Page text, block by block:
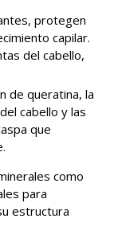
protegen
capilar.
del cabello,
de queratina, la
cabello y las
que
como
para
estructura